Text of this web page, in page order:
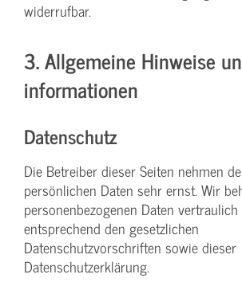
widerrufbar.
3. Allgemeine Hinweise
informationen
Datenschutz
Die Betreiber dieser Seiten nehmen
persönlichen Daten sehr ernst. Wir
personenbezogenen Daten
entsprechend den gesetzlichen
Datenschutzvorschriften sowie dieser
Datenschutzerklärung.